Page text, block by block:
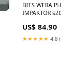
BITS WERA
IMPAKTOR
US$ 84.90
★★★★★ 4.8